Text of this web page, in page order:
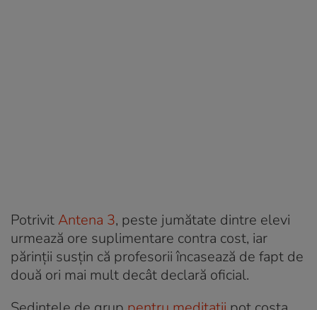
PotrivitAntena 3, peste jumătate dintre elevi
urmează ore suplimentare contra cost, iar
părinții susțin că profesorii încasează de fapt de
două ori mai mult decât declară oficial.